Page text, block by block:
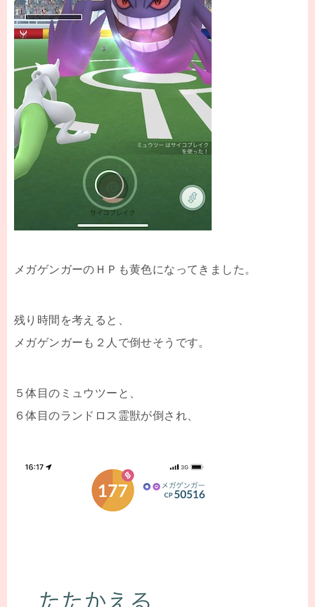
メガゲンガーのＨＰも黄色になってきました。
残り時間を考えると、
メガゲンガーも２人で倒せそうです。
５体目のミュウツーと、
６体目のランドロス霊獣が倒され、